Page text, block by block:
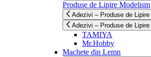
Produse de Lipire Modelism
Adezivi – Produse de
Adezivi – Produse de
TAMIYA
Mr.Hobby
Machete din Lemn